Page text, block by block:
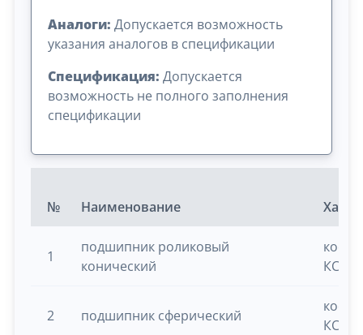
Аналоги: Допускается возможность
указания аналогов в спецификации
Спецификация: Допускается
возможность не полного заполнения
спецификации
№ Наименование
1
подшипник роликовый
конический
КСУ-
2 подшипник сферический
КСУ-